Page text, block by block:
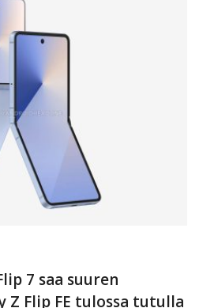
7 saa suuren
Z Flip FE tulossa tutulla